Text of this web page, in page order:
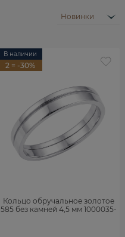
Новинки
В наличии
2 = -30%
Кольцо обручальное золотое
585 без камней 4,5 мм 1000035-